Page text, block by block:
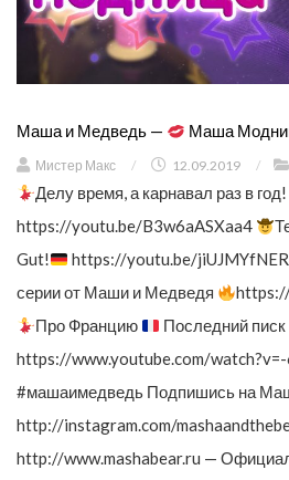
Маша и Медведь — Маша
Мистер Макс / 12.09.2019 /
Делу время, а карнавал раз в год!
https://youtu.be/B3w6aASXaa4
Gut!
https://youtu.be/
серии от Маши и Медведя
Про Францию
Последний
https://www.youtube.com/
#машаимедведь Подпишись на
http://instagram.com/
http://www.mashabear.ru —